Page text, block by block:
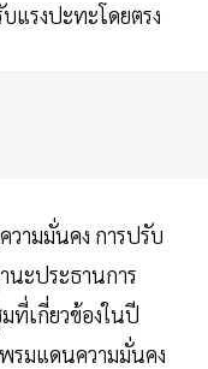
แรงปะทะโดยตรง
ามมั่นคง การปรับ
นะประธานการ
ที่เกี่ยวข้องในปี
รมแดนความมั่นคง